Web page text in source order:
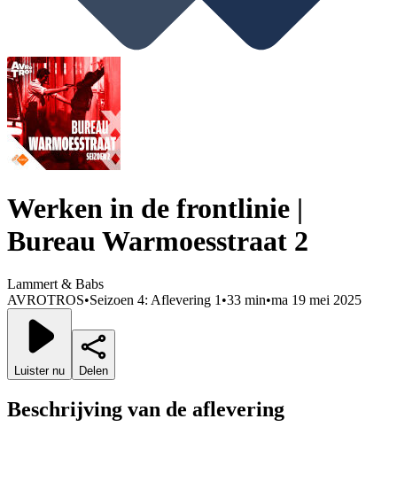
Werken in de frontlinie |
Bureau Warmoesstraat 2
Lammert & Babs
AVROTROS•Seizoen 4: Aflevering 1•33 min•ma 19 mei 2025
Luister nu Delen
Beschrijving van de aflevering